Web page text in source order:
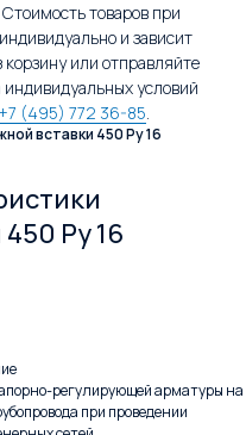
товаров при
и зависит
или отправляйте
индивидуальных условий
(495) 772 36-85.
вставки 450 Ру 16
Ру 16
регулирующей арматуры на
при проведении